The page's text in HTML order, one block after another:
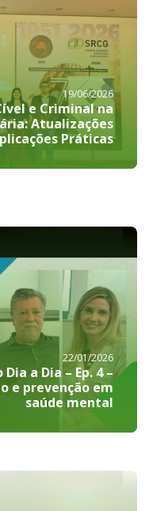
19/06/2026
e Criminal na
Atualizações
Práticas
22/01/2026
a Dia – Ep. 4 –
e prevenção em
saúde mental